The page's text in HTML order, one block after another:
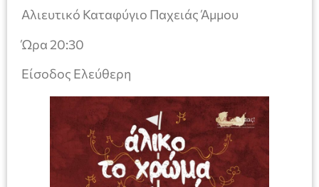
Αλιευτικό Καταφύγιο Παχειάς Άμμου
Ώρα 20:30
Είσοδος Ελεύθερη